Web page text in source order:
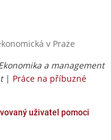
v Praze
a management
| Práce na příbuzné
uživatel pomoci